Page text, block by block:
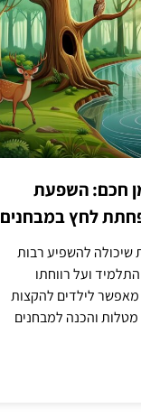
חכם: השפעת
לחץ במבחנים
שיכולה להשפיע רבות
ועל רווחתו
מאפשר לילדים להקצות
והכנה למבחנים